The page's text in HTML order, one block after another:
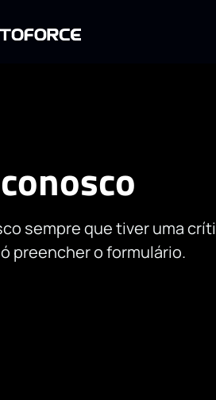
sempre que tiver uma
preencher o formulário.